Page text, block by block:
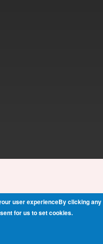
user experienceBy clicking any
for us to set cookies.